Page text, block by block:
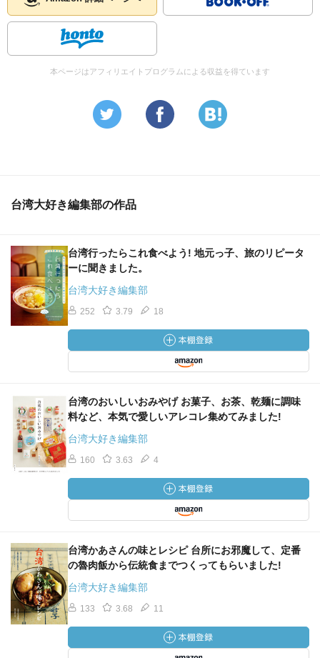
本ページはアフィリエイトプログラムによる収益を得ています
台湾大好き編集部の作品
台湾行ったらこれ食べよう! 地元っ子、旅のリピータ
ーに聞きました。
台湾大好き編集部
252 3.79 18
台湾のおいしいおみやげ お菓子、お茶、乾麺に調味
料など、本気で愛しいアレコレ集めてみました!
台湾大好き編集部
160 3.63 4
台湾かあさんの味とレシピ 台所にお邪魔して、定番
の魯肉飯から伝統食までつくってもらいました!
台湾大好き編集部
133 3.68 11